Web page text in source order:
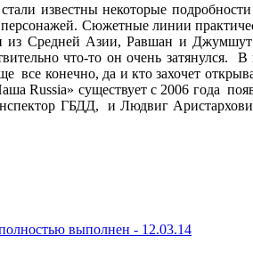
известны некоторые
Сюжетные линии
из Средней Азии, Равшан и
что-то он очень затянулся.
конечно, да и кто захочет
Russia» существует с 2006 года
ГБДД, и Людвиг
выполнен - 12.03.14